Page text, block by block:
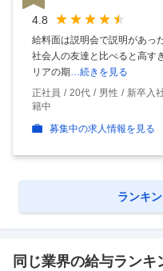
4.8
給料面は説明会で説明があっ
社会人の友達と比べると高す
リアの期…続きを見る
正社員
20代 男性 新卒入
籍中
募集中の求人情報を見る
ランキ
同じ業界の給与ランキ